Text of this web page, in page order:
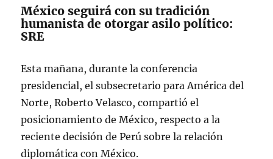
México seguirá con su tradición
humanista de otorgar asilo político:
SRE
Esta mañana, durante la conferencia
presidencial, el subsecretario para América del
Norte, Roberto Velasco, compartió el
posicionamiento de México, respecto a la
reciente decisión de Perú sobre la relación
diplomática con México.